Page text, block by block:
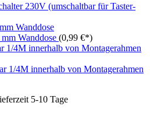
230V (umschaltbar für Taster-
Wanddose (0,99 €*)
1/4M innerhalb von Montagerahmen
5-10 Tage